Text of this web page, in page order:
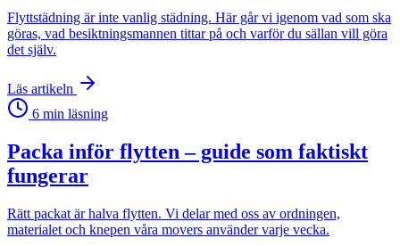
Flyttstädning är inte vanlig städning. Här går vi igenom vad som ska
göras, vad besiktningsmannen tittar på och varför du sällan vill göra
det själv.
Läs artikeln
6 min läsning
Packa inför flytten – guide som faktiskt
fungerar
Rätt packat är halva flytten. Vi delar med oss av ordningen,
materialet och knepen våra movers använder varje vecka.